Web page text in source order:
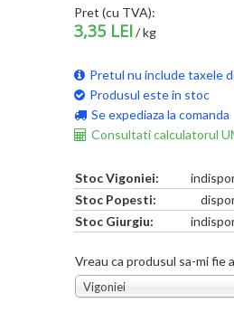
Pret (cu TVA):
3,35 LEI / kg
Pretul nu include taxele
Produsul este in stoc
Se expediaza la comanda
Consultati calculatorul
Stoc Vigoniei:
Stoc Popesti:
Stoc Giurgiu:
Vreau ca produsul sa-mi fie
Vigoniei